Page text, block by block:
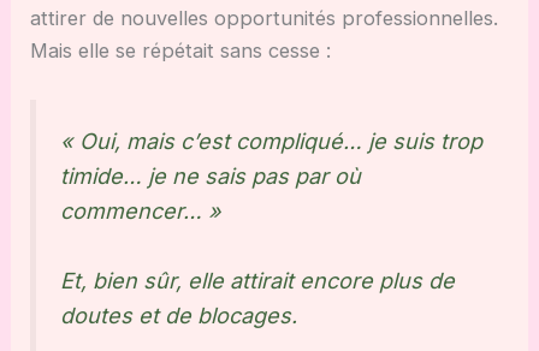
attirer de nouvelles opportunités professionnelles.
Mais elle se répétait sans cesse :
« Oui, mais c’est compliqué… je suis trop
timide… je ne sais pas par où
commencer… »
Et, bien sûr, elle attirait encore plus de
doutes et de blocages.